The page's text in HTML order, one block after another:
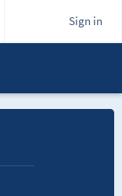
Sign in